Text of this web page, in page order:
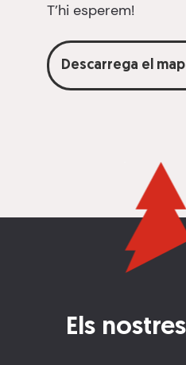
T’hi esperem!
Descarrega el
Els nostres